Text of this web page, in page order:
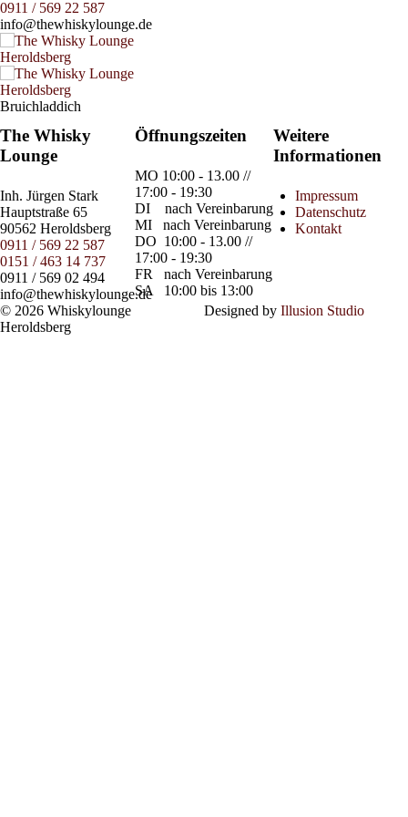
0911 / 569 22 587
info@thewhiskylounge.de
Bruichladdich
The Whisky
Lounge
Inh. Jürgen Stark
Hauptstraße 65
90562 Heroldsberg
0911 / 569 22 587
0151 / 463 14 737
0911 / 569 02 494
info@thewhiskylounge.de
Öffnungszeiten
MO 10:00 - 13.00 //
17:00 - 19:30
DI
nach Vereinbarung
MI
nach Vereinbarung
DO 10:00 - 13.00 //
17:00 - 19:30
FR
nach Vereinbarung
SA
10:00 bis 13:00
Weitere
Informationen
Impressum
Datenschutz
Kontakt
© 2026 Whiskylounge
Heroldsberg
Designed by Illusion Studio